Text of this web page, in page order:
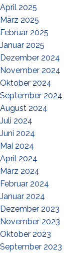
April 2025
März 2025
Februar 2025
Januar 2025
Dezember 2024
November 2024
Oktober 2024
September 2024
August 2024
Juli 2024
Juni 2024
Mai 2024
April 2024
März 2024
Februar 2024
Januar 2024
Dezember 2023
November 2023
Oktober 2023
September 2023